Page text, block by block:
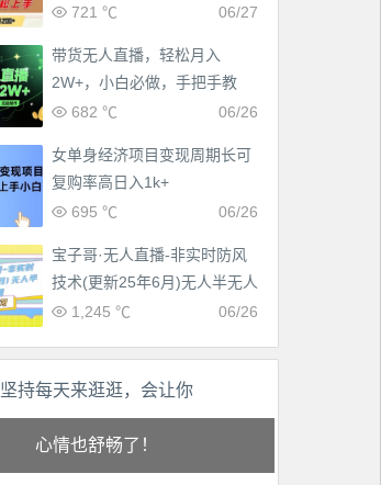
多样，日入2张+
06/27
721 ℃
带货无人直播，轻松月入
2W+，小白必做，手把手教
学，无脑操作(附学习资料)06/26
682 ℃
女单身经济项目变现周期长可
复购率高日入1k+
06/26
695 ℃
宝子哥·无人直播-非实时防风
技术(更新25年6月)无人半无人
直播
06/26
1,245 ℃
坚持每天来逛逛，会让你
生活也美好了！
心情也舒畅了！